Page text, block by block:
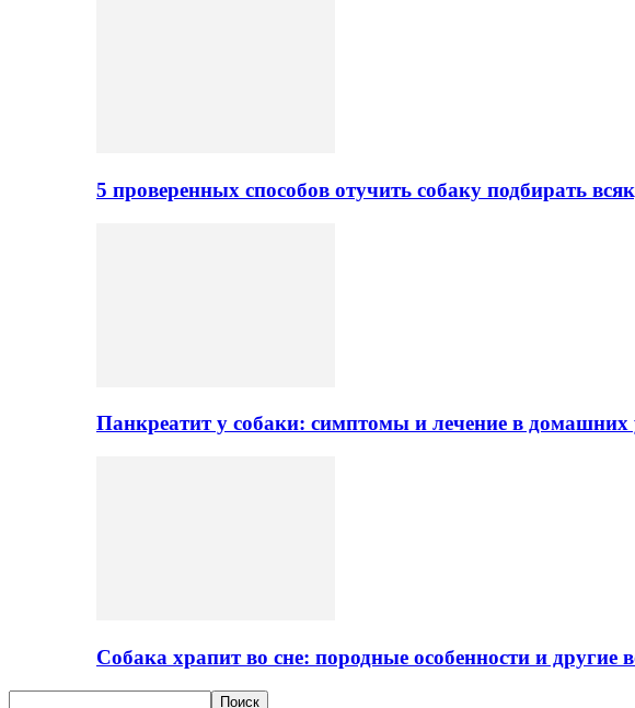
5 проверенных способов отучить собаку подбирать
Панкреатит у собаки: симптомы и лечение в домашних
Собака храпит во сне: породные особенности и